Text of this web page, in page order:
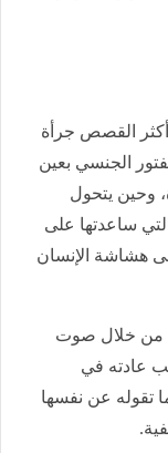
القصص جرأة
الجنسي بعين
وحين يتحول
ساعدتها على
هشاشة الإنسان
من خلال صوت
عادته في
تقوله عن نفسها